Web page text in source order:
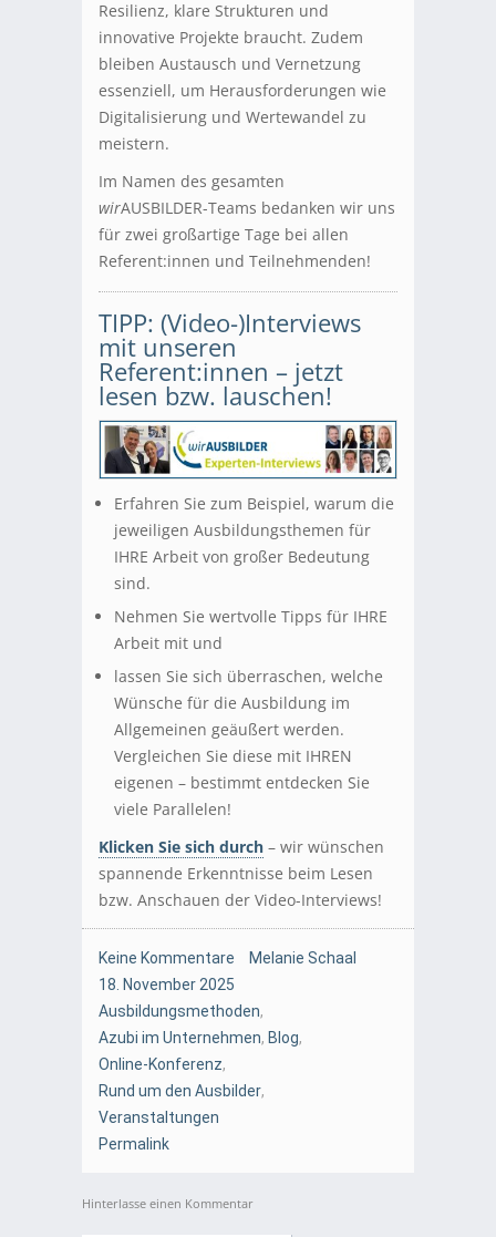
Resilienz, klare Strukturen und
innovative Projekte braucht. Zudem
bleiben Austausch und Vernetzung
essenziell, um Herausforderungen wie
Digitalisierung und Wertewandel zu
meistern.
Im Namen des gesamten
wirAUSBILDER-Teams bedanken wir uns
für zwei großartige Tage bei allen
Referent:innen und Teilnehmenden!
TIPP: (Video-)Interviews
mit unseren
Referent:innen – jetzt
lesen bzw. lauschen!
Erfahren Sie zum Beispiel, warum die
jeweiligen Ausbildungsthemen für
IHRE Arbeit von großer Bedeutung
sind.
Nehmen Sie wertvolle Tipps für IHRE
Arbeit mit und
lassen Sie sich überraschen, welche
Wünsche für die Ausbildung im
Allgemeinen geäußert werden.
Vergleichen Sie diese mit IHREN
eigenen – bestimmt entdecken Sie
viele Parallelen!
Klicken Sie sich durch – wir wünschen
spannende Erkenntnisse beim Lesen
bzw. Anschauen der Video-Interviews!
Keine Kommentare
Melanie Schaal
18. November 2025
Ausbildungsmethoden,
Azubi im Unternehmen, Blog,
Online-Konferenz,
Rund um den Ausbilder,
Veranstaltungen
Permalink
Hinterlasse einen Kommentar